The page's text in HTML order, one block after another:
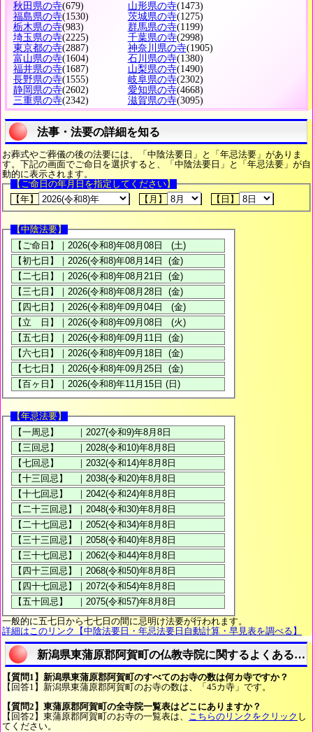
秋田県の寺(679) 山形県の寺(1473)
福島県の寺(1530) 茨城県の寺(1275)
栃木県の寺(983) 群馬県の寺(1199)
埼玉県の寺(2225) 千葉県の寺(2998)
東京都の寺(2887) 神奈川県の寺(1905)
富山県の寺(1604) 石川県の寺(1380)
福井県の寺(1687) 山梨県の寺(1490)
長野県の寺(1555) 岐阜県の寺(2302)
静岡県の寺(2602) 愛知県の寺(4668)
三重県の寺(2342) 滋賀県の寺(3095)
法事・法要の詳細を知る
お葬式やご葬儀の後の法要には、「中陰法要日」と「年忌法要」がありま
す。下記の画面でご命日を選択すると、「中陰法要日」と「年忌法要」が自
動的に表示されます。
【ご命日の年月日を指定してください】
【年】
【月】 【日】
【中陰法要】
【年忌法要】
一般的に五七日から七七日の間に忌明け法要が行われます。
詳細はこのリンク【中陰法要日・年忌法要日自動計算・早見表を調べる】
新潟県東蒲原郡阿賀町の仏教寺院に関するよくある質
【質問1】新潟県東蒲原郡阿賀町のすべてのお寺の数は何カ寺ですか？
【回答1】新潟県東蒲原郡阿賀町のお寺の数は、「45カ寺」です。
【質問2】東蒲原郡阿賀町の全寺院一覧表はどこにありますか？
【回答2】東蒲原郡阿賀町のお寺の一覧表は、
こちらのリンクをクリック し
てください。